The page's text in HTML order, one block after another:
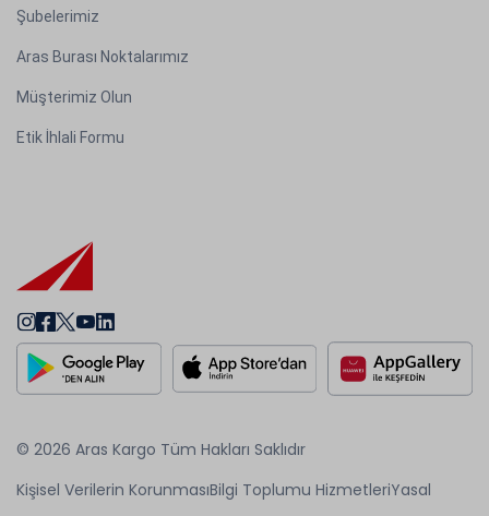
Şubelerimiz
Aras Burası Noktalarımız
Müşterimiz Olun
Etik İhlali Formu
© 2026 Aras Kargo Tüm Hakları Saklıdır
Kişisel Verilerin KorunmasıBilgi Toplumu HizmetleriYasal